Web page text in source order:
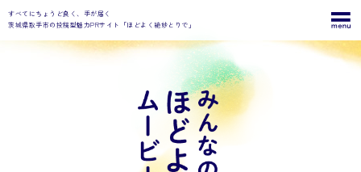
すべてにちょうど良く、手が届く
茨城県取手市の投稿型魅力PRサイト「ほどよく絶妙とりで」